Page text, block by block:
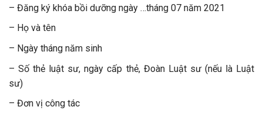
– Đăng ký khóa bồi dưỡng ngày …tháng 07 năm 2021
– Họ và tên
– Ngày tháng năm sinh
– Số thẻ luật sư, ngày cấp thẻ, Đoàn Luật sư (nếu là Luật
sư)
– Đơn vị công tác